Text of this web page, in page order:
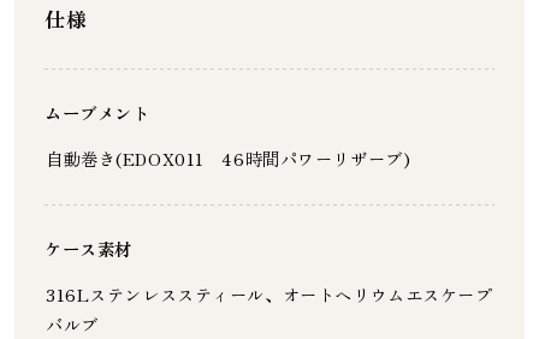
仕様
ムーブメント
自動巻き(EDOX011 46時間パワーリザーブ)
ケース素材
316Lステンレススティール、オートヘリウムエスケープ
バルブ